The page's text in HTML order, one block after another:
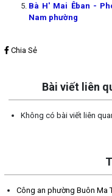
Bà H' Mai Êban -
Nam phường
Chia Sẻ
Bài viết liên
Không có bài viết liên
Công an phường Buôn Ma